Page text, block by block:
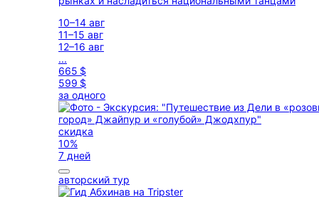
10–14 авг
11–15 авг
12–16 авг
...
665 $
599 $
за одного
скидка
10%
7 дней
авторский тур